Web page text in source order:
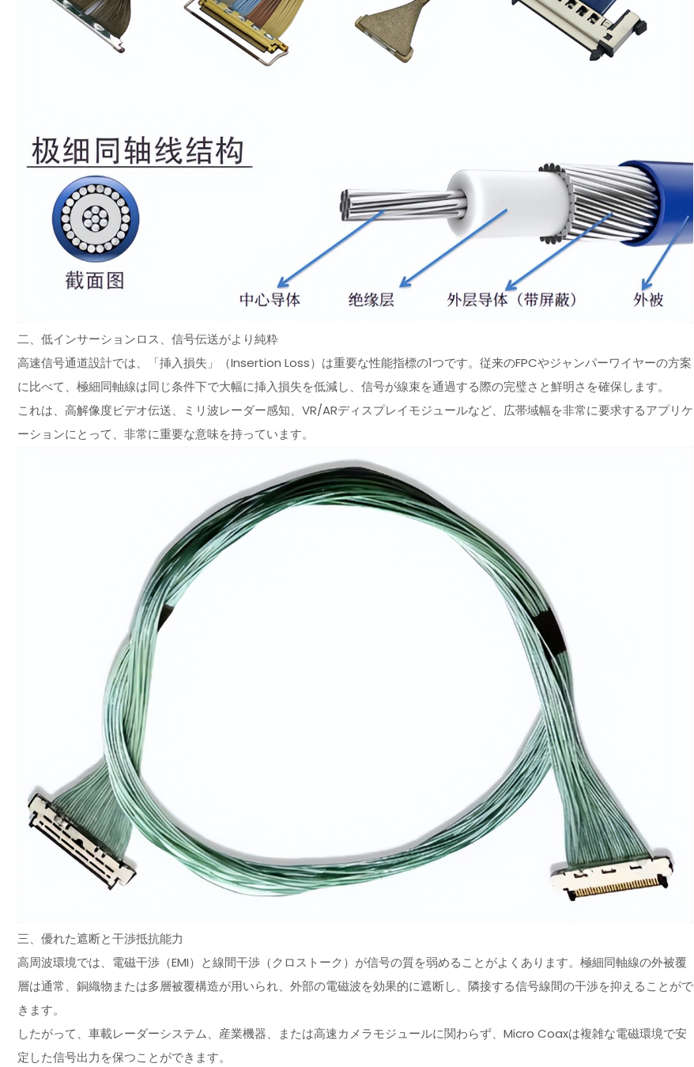
二、低インサーションロス、信号伝送がより純粋
高速信号通道設計では、「挿入損失」（Insertion Loss）は重要な性能指標の1つです。従来のFPCやジャンパーワイヤーの方案
に比べて、極細同軸線は同じ条件下で大幅に挿入損失を低減し、信号が線束を通過する際の完璧さと鮮明さを確保します。
これは、高解像度ビデオ伝送、ミリ波レーダー感知、VR/ARディスプレイモジュールなど、広帯域幅を非常に要求するアプリケ
ーションにとって、非常に重要な意味を持っています。
三、優れた遮断と干渉抵抗能力
高周波環境では、電磁干渉（EMI）と線間干渉（クロストーク）が信号の質を弱めることがよくあります。極細同軸線の外被覆
層は通常、銅織物または多層被覆構造が用いられ、外部の電磁波を効果的に遮断し、隣接する信号線間の干渉を抑えることがで
きます。
したがって、車載レーダーシステム、産業機器、または高速カメラモジュールに関わらず、Micro Coaxは複雑な電磁環境で安
定した信号出力を保つことができます。